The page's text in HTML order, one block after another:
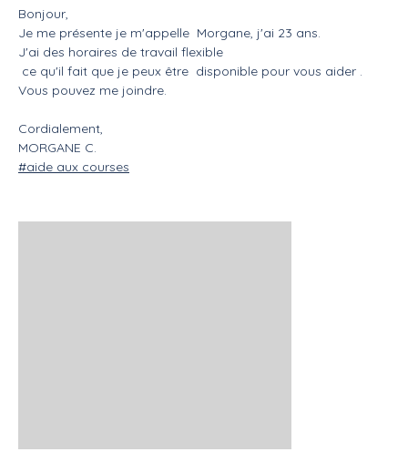
Bonjour,
Je me présente je m'appelle Morgane, j'ai 23 ans.
J'ai des horaires de travail flexible
ce qu'il fait que je peux être disponible pour vous aider .
Vous pouvez me joindre.
Cordialement,
MORGANE C.
#aide aux courses